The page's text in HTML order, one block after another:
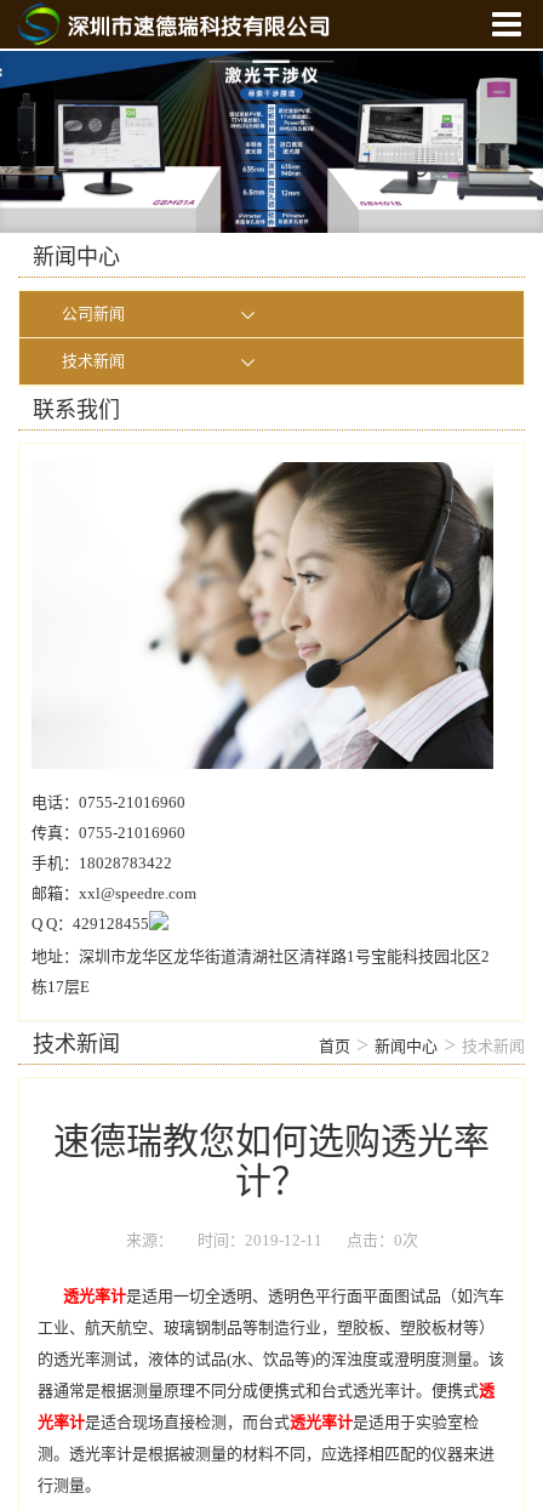
产品中心
新闻中心
新闻中心
公司新闻
技术新闻
联系我们
电话：0755-21016960
传真：0755-21016960
手机：18028783422
邮箱：xxl@speedre.com
Q Q：429128455
地址：深圳市龙华区龙华街道清湖社区清祥路1号宝能科技园北区2
栋17层E
技术新闻 首页 > 新闻中心 > 技术新闻
速德瑞教您如何选购透光率
计？
来源： 时间：2019-12-11 点击：0次
透光率计是适用一切全透明、透明色平行面平面图试品（如汽车
工业、航天航空、玻璃钢制品等制造行业，塑胶板、塑胶板材等）
的透光率测试，液体的试品(水、饮品等)的浑浊度或澄明度测量。该
器通常是根据测量原理不同分成便携式和台式透光率计。便携式透
光率计是适合现场直接检测，而台式透光率计是适用于实验室检
测。透光率计是根据被测量的材料不同，应选择相匹配的仪器来进
行测量。